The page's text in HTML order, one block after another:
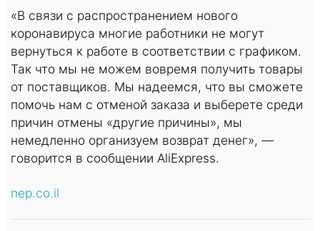
«В связи с распространением нового
коронавируса многие работники не могут
вернуться к работе в соответствии с графиком.
Так что мы не можем вовремя получить товары
от поставщиков. Мы надеемся, что вы сможете
помочь нам с отменой заказа и выберете среди
причин отмены «другие причины», мы
немедленно организуем возврат денег», —
говорится в сообщении AliExpress.
nep.co.il